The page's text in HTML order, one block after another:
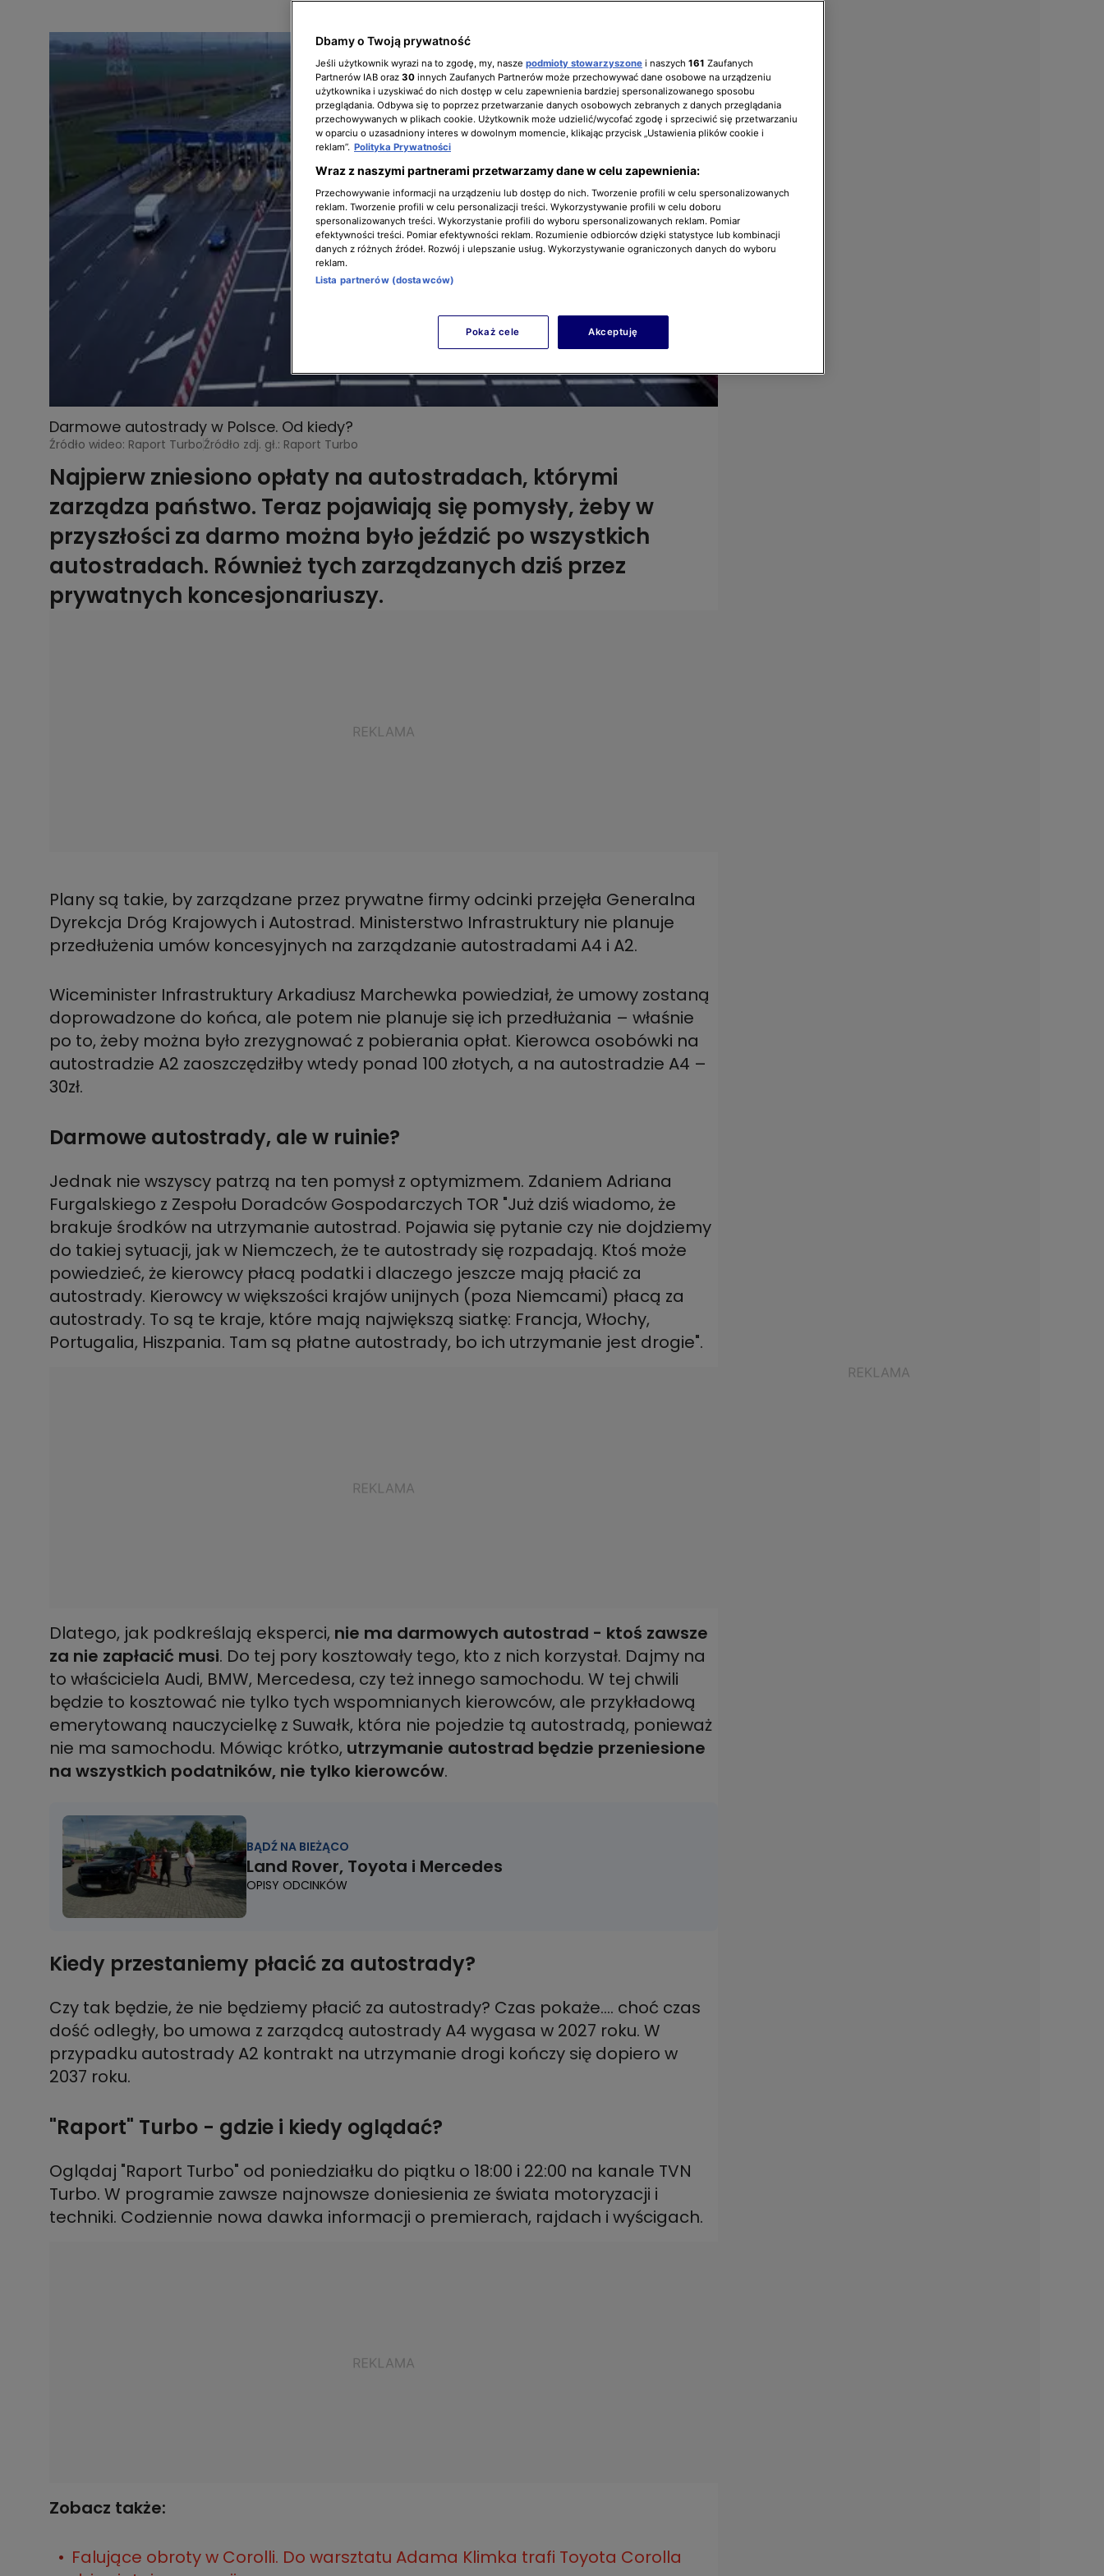
Darmowe autostrady w Polsce. Od kiedy?
Źródło wideo: Raport TurboŹródło zdj. gł.: Raport Turbo
Najpierw zniesiono opłaty na autostradach, którymi
zarządza państwo. Teraz pojawiają się pomysły, żeby w
przyszłości za darmo można było jeździć po wszystkich
autostradach. Również tych zarządzanych dziś przez
prywatnych koncesjonariuszy.
Plany są takie, by zarządzane przez prywatne firmy odcinki przejęła Generalna
Dyrekcja Dróg Krajowych i Autostrad. Ministerstwo Infrastruktury nie planuje
Wiceminister Infrastruktury Arkadiusz Marchewka powiedział, że umowy zostaną
doprowadzone do końca, ale potem nie planuje się ich przedłużania – właśnie
po to, żeby można było zrezygnować z pobierania opłat. Kierowca osobówki na
autostradzie A2 zaoszczędziłby wtedy ponad 100 złotych, a na autostradzie A4 –
30zł.
Darmowe autostrady, ale w ruinie?
Jednak nie wszyscy patrzą na ten pomysł z optymizmem. Zdaniem Adriana
Furgalskiego z Zespołu Doradców Gospodarczych TOR "Już dziś wiadomo, że
brakuje środków na utrzymanie autostrad. Pojawia się pytanie czy nie dojdziemy
do takiej sytuacji, jak w Niemczech, że te autostrady się rozpadają. Ktoś może
powiedzieć, że kierowcy płacą podatki i dlaczego jeszcze mają płacić za
autostrady. Kierowcy w większości krajów unijnych (poza Niemcami) płacą za
autostrady. To są te kraje, które mają największą siatkę: Francja, Włochy,
Portugalia, Hiszpania. Tam są płatne autostrady, bo ich utrzymanie jest drogie".
Dlatego, jak podkreślają eksperci, nie ma darmowych autostrad - ktoś zawsze
za nie zapłacić musi. Do tej pory kosztowały tego, kto z nich korzystał. Dajmy na
to właściciela Audi, BMW, Mercedesa, czy też innego samochodu. W tej chwili
będzie to kosztować nie tylko tych wspomnianych kierowców, ale przykładową
emerytowaną nauczycielkę z Suwałk, która nie pojedzie tą autostradą, ponieważ
nie ma samochodu. Mówiąc krótko, utrzymanie autostrad będzie przeniesione
na wszystkich podatników, nie tylko kierowców.
BĄDŹ NA BIEŻĄCO
Land Rover, Toyota i Mercedes
OPISY ODCINKÓW
Kiedy przestaniemy płacić za autostrady?
Czy tak będzie, że nie będziemy płacić za autostrady? Czas pokaże.... choć czas
dość odległy, bo umowa z zarządcą autostrady A4 wygasa w 2027 roku. W
przypadku autostrady A2 kontrakt na utrzymanie drogi kończy się dopiero w
2037 roku.
"Raport" Turbo - gdzie i kiedy oglądać?
Oglądaj "Raport Turbo" od poniedziałku do piątku o 18:00 i 22:00 na kanale TVN
Turbo. W programie zawsze najnowsze doniesienia ze świata motoryzacji i
techniki. Codziennie nowa dawka informacji o premierach, rajdach i wyścigach.
Zobacz także:
Falujące obroty w Corolli. Do warsztatu Adama Klimka trafi Toyota Corolla
Dbamy o Twoją prywatność
Jeśli użytkownik wyrazi na to zgodę, my, nasze podmioty stowarzyszone i naszych 161 Zaufanych
Partnerów IAB oraz 30 innych Zaufanych Partnerów może przechowywać dane osobowe na urządzeniu
użytkownika i uzyskiwać do nich dostęp w celu zapewnienia bardziej spersonalizowanego sposobu
przeglądania. Odbywa się to poprzez przetwarzanie danych osobowych zebranych z danych przeglądania
przechowywanych w plikach cookie. Użytkownik może udzielić/wycofać zgodę i sprzeciwić się przetwarzaniu
w oparciu o uzasadniony interes w dowolnym momencie, klikając przycisk „Ustawienia plików cookie i
reklam”. Polityka Prywatności
Wraz z naszymi partnerami przetwarzamy dane w celu zapewnienia:
Przechowywanie informacji na urządzeniu lub dostęp do nich. Tworzenie profili w celu spersonalizowanych
reklam. Tworzenie profili w celu personalizacji treści. Wykorzystywanie profili w celu doboru
spersonalizowanych treści. Wykorzystanie profili do wyboru spersonalizowanych reklam. Pomiar
efektywności treści. Pomiar efektywności reklam. Rozumienie odbiorców dzięki statystyce lub kombinacji
danych z różnych źródeł. Rozwój i ulepszanie usług. Wykorzystywanie ograniczonych danych do wyboru
reklam.
Lista partnerów (dostawców)
Pokaż cele Akceptuję